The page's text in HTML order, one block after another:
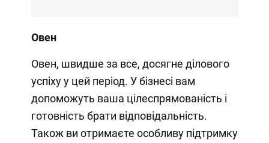
Овен
Овен, швидше за все, досягне ділового
успіху у цей період. У бізнесі вам
допоможуть ваша цілеспрямованість і
готовність брати відповідальність.
Також ви отримаєте особливу підтримку